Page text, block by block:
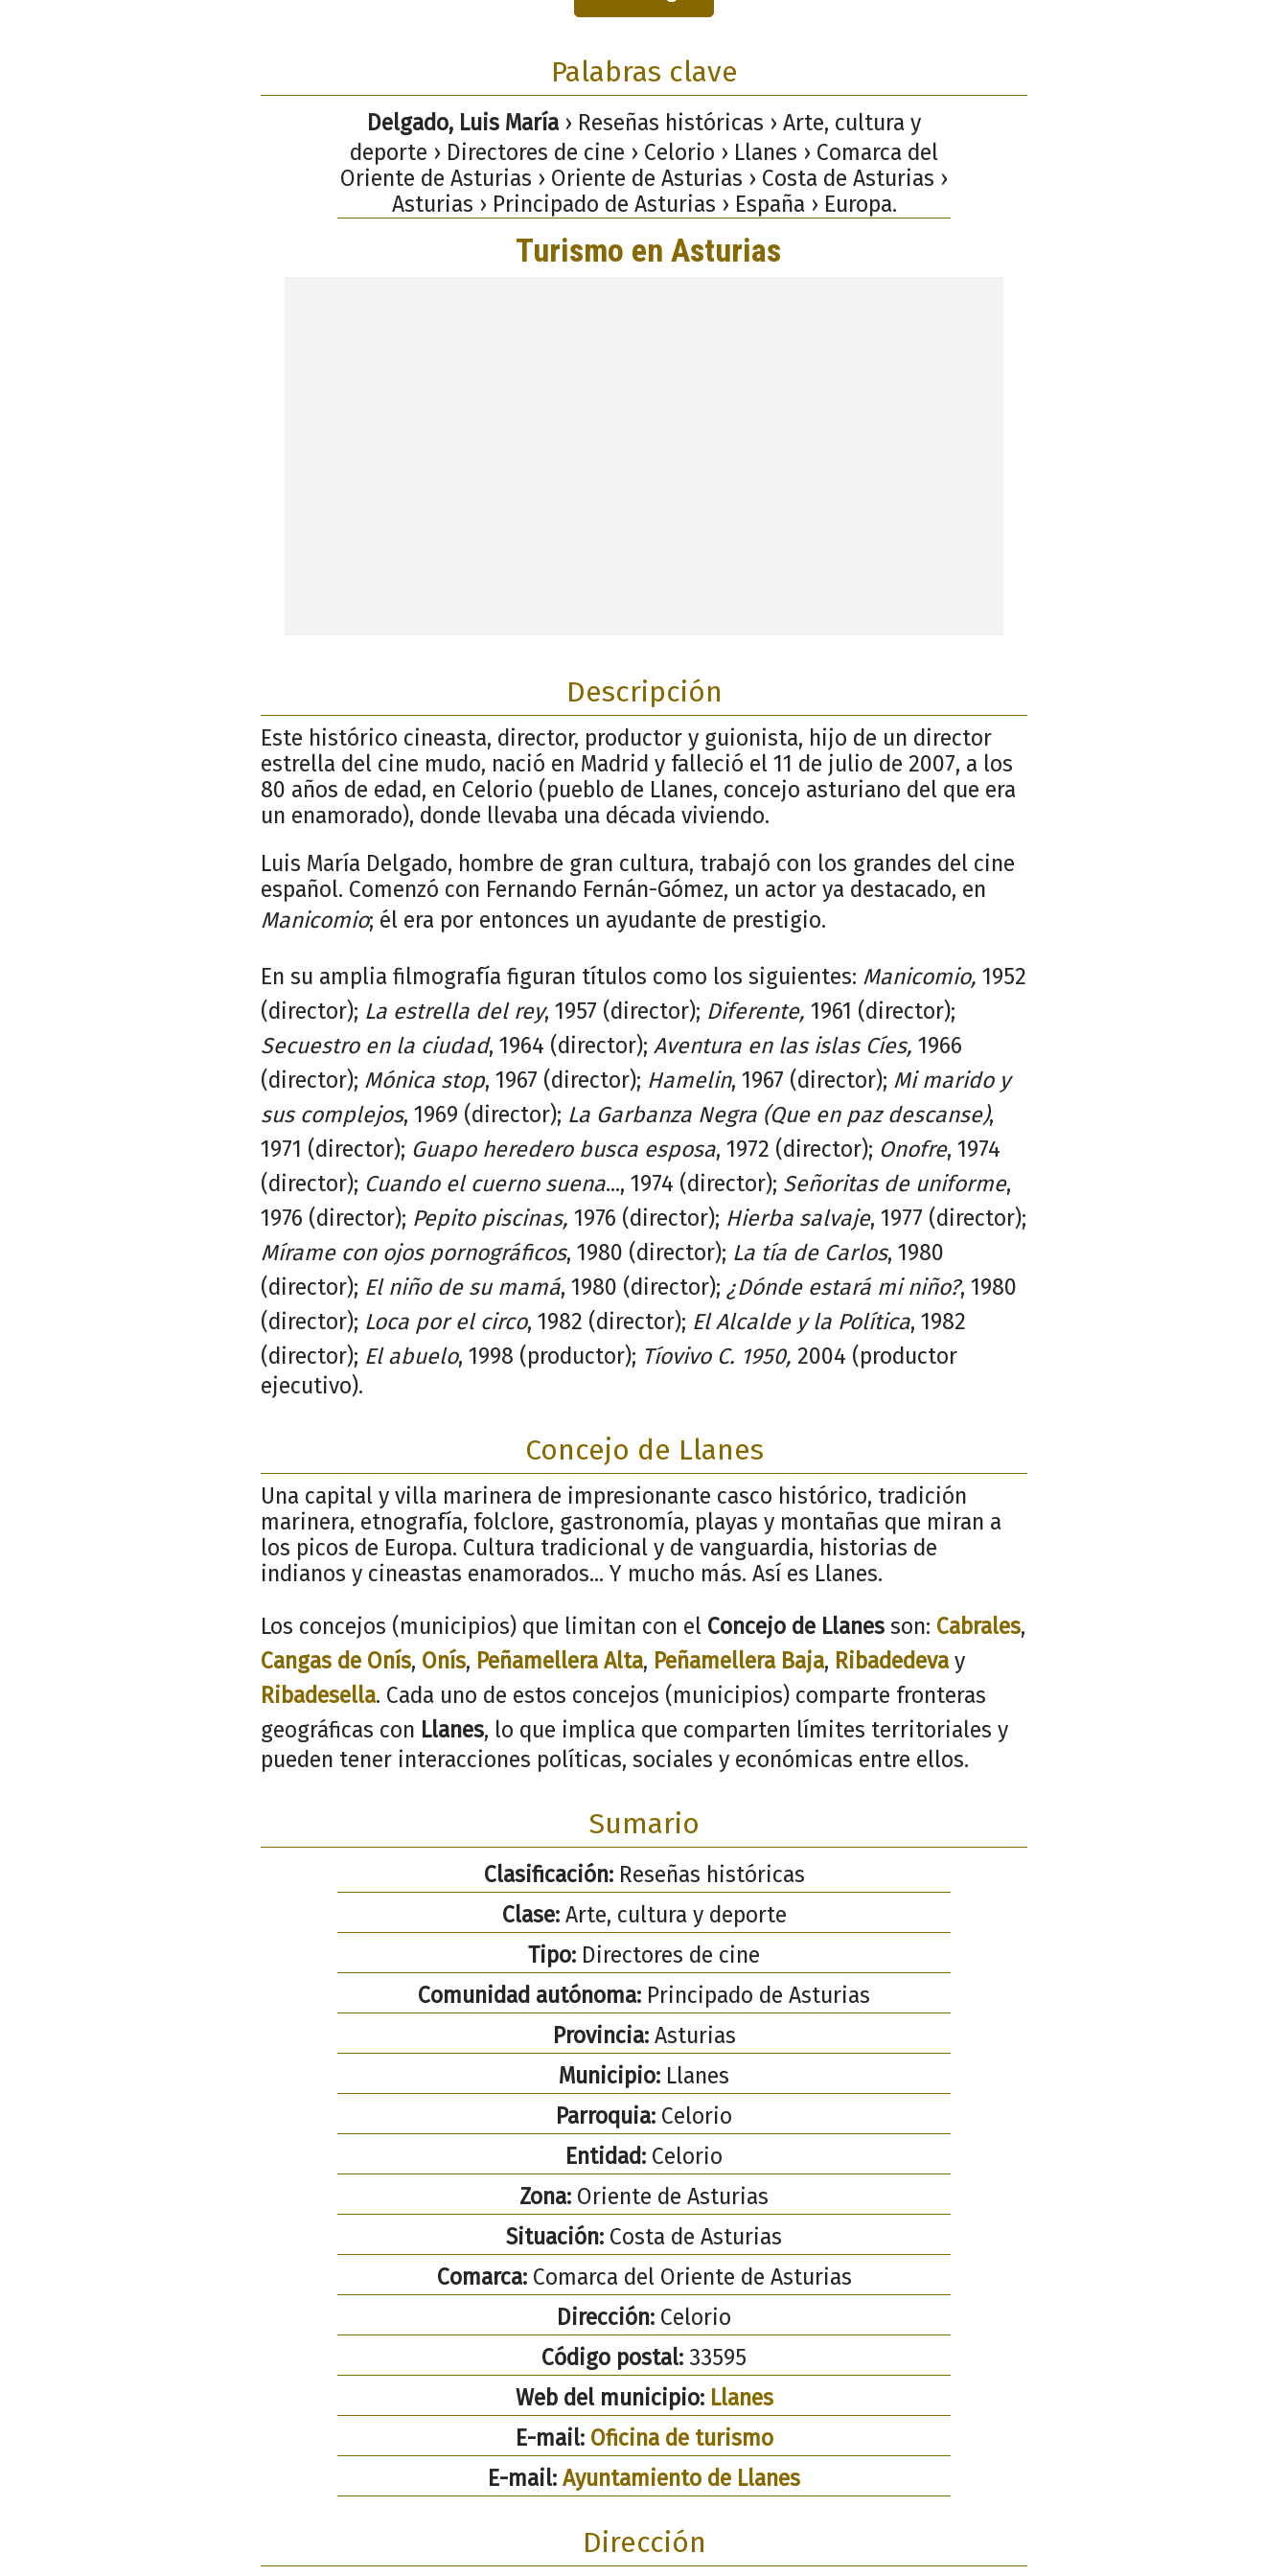
Palabras clave
Delgado, Luis María› Reseñas históricas › Arte, cultura y
deporte › Directores de cine › Celorio › Llanes › Comarca del
Oriente de Asturias › Oriente de Asturias › Costa de Asturias ›
Asturias › Principado de Asturias › España › Europa.
Descripción
Este histórico cineasta, director, productor y guionista, hijo de un director
estrella del cine mudo, nació en Madrid y falleció el 11 de julio de 2007, a los
80 años de edad, en Celorio (pueblo de Llanes, concejo asturiano del que era
un enamorado), donde llevaba una década viviendo.
Luis María Delgado, hombre de gran cultura, trabajó con los grandes del cine
español. Comenzó con Fernando Fernán-Gómez, un actor ya destacado, en
Manicomio; él era por entonces un ayudante de prestigio.
En su amplia filmografía figuran títulos como los siguientes: Manicomio, 1952
(director); La estrella del rey, 1957 (director); Diferente, 1961 (director);
Secuestro en la ciudad, 1964 (director); Aventura en las islas Cíes, 1966
(director); Mónica stop, 1967 (director); Hamelin, 1967 (director); Mi marido y
sus complejos, 1969 (director); La Garbanza Negra (Que en paz descanse),
1971 (director); Guapo heredero busca esposa, 1972 (director); Onofre, 1974
(director); Cuando el cuerno suena..., 1974 (director); Señoritas de uniforme,
1976 (director); Pepito piscinas, 1976 (director); Hierba salvaje, 1977 (director);
Mírame con ojos pornográficos, 1980 (director); La tía de Carlos, 1980
(director); El niño de su mamá, 1980 (director); ¿Dónde estará mi niño?, 1980
(director); Loca por el circo, 1982 (director); El Alcalde y la Política, 1982
(director); El abuelo, 1998 (productor); Tíovivo C. 1950, 2004 (productor
ejecutivo).
Concejo de Llanes
Una capital y villa marinera de impresionante casco histórico, tradición
marinera, etnografía, folclore, gastronomía, playas y montañas que miran a
los picos de Europa. Cultura tradicional y de vanguardia, historias de
indianos y cineastas enamorados... Y mucho más. Así es Llanes.
Los concejos (municipios) que limitan con el Concejo de Llanes son: Cabrales,
Cangas de Onís, Onís, Peñamellera Alta, Peñamellera Baja, Ribadedevay
Ribadesella. Cada uno de estos concejos (municipios) comparte fronteras
geográficas con Llanes, lo que implica que comparten límites territoriales y
pueden tener interacciones políticas, sociales y económicas entre ellos.
Sumario
Clasificación:Reseñas históricas
Clase:Arte, cultura y deporte
Tipo: Directores de cine
Comunidad autónoma: Principado de Asturias
Provincia:Asturias
Municipio: Llanes
Parroquia: Celorio
Entidad: Celorio
Zona: Oriente de Asturias
Situación: Costa de Asturias
Comarca:Comarca del Oriente de Asturias
Dirección: Celorio
Código postal: 33595
Web del municipio: Llanes
E-mail: Oficina de turismo
E-mail: Ayuntamiento de Llanes
Dirección